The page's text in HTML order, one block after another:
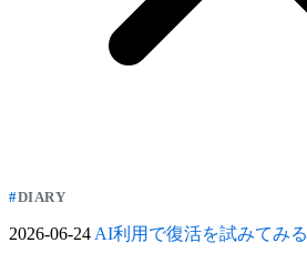
DIARY
2026-06-24AI利用で復活を試みてみる